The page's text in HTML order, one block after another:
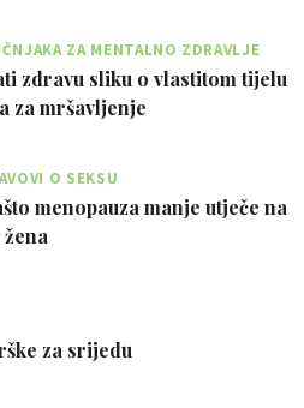
ZA MENTALNO ZDRAVLJE
zdravu sliku o vlastitom tijelu
za mršavljenje
O SEKSU
menopauza manje utječe na
za srijedu